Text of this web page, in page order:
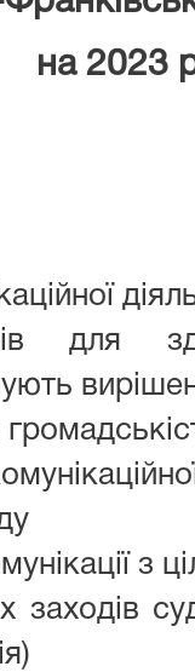
на 2023
для
з
заходів